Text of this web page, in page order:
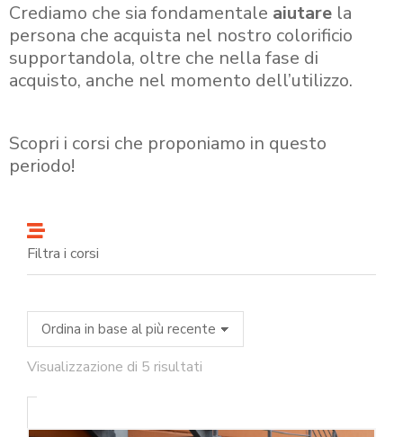
Crediamo che sia fondamentale aiutare la
persona che acquista nel nostro colorificio
supportandola, oltre che nella fase di
acquisto, anche nel momento dell’utilizzo.
Scopri i corsi che proponiamo in questo
periodo!
Filtra i corsi
Visualizzazione di 5 risultati